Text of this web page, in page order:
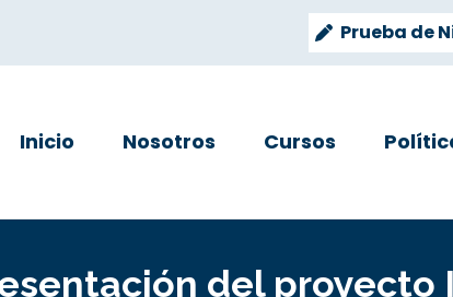
Prueba de
Inicio Nosotros Cursos
del proyecto